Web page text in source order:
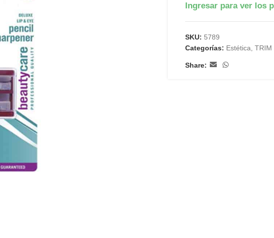
Ingresar para ver los
SKU: 5789
Categorías: Estética TRIM
Share: